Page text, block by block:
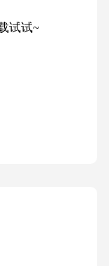
试试~